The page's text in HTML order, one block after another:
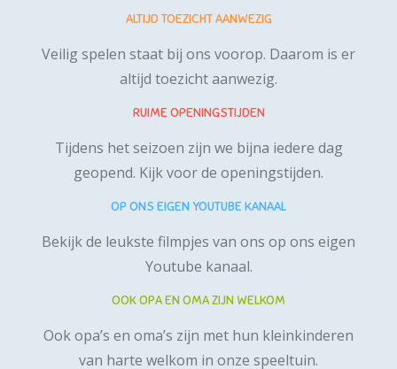
ALTIJD TOEZICHT AANWEZIG
Veilig spelen staat bij ons voorop. Daarom is er
altijd toezicht aanwezig.
RUIME OPENINGSTIJDEN
Tijdens het seizoen zijn we bijna iedere dag
geopend. Kijk voor de openingstijden.
OP ONS EIGEN YOUTUBE KANAAL
Bekijk de leukste filmpjes van ons op ons eigen
Youtube kanaal.
OOK OPA EN OMA ZIJN WELKOM
Ook opa’s en oma’s zijn met hun kleinkinderen
van harte welkom in onze speeltuin.